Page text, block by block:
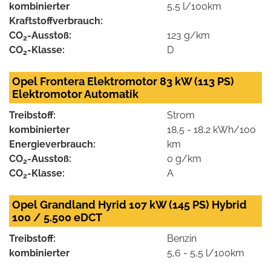
kombinierter
Kraftstoffverbrauch:
5,5 l/100km
CO2-Ausstoß:
123 g/km
CO2-Klasse: D
Opel Frontera Elektromotor 83 kW (113 PS)
Elektromotor Automatik
Treibstoff:
Strom
kombinierter
Energieverbrauch:
18,5 - 18,2 kWh/100
km
CO2-Ausstoß:
0 g/km
CO2-Klasse: A
Opel Grandland Hyrid 107 kW (145 PS) Hybrid
100 / 5.500 eDCT
Treibstoff:
Benzin
kombinierter
5,6 - 5,5 l/100km